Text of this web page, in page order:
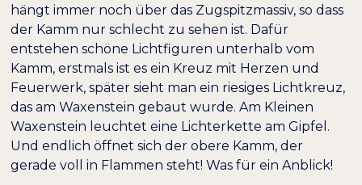
hängt immer noch über das Zugspitzmassiv, so dass
der Kamm nur schlecht zu sehen ist. Dafür
entstehen schöne Lichtfiguren unterhalb vom
Kamm, erstmals ist es ein Kreuz mit Herzen und
Feuerwerk, später sieht man ein riesiges Lichtkreuz,
das am Waxenstein gebaut wurde. Am Kleinen
Waxenstein leuchtet eine Lichterkette am Gipfel.
Und endlich öffnet sich der obere Kamm, der
gerade voll in Flammen steht! Was für ein Anblick!